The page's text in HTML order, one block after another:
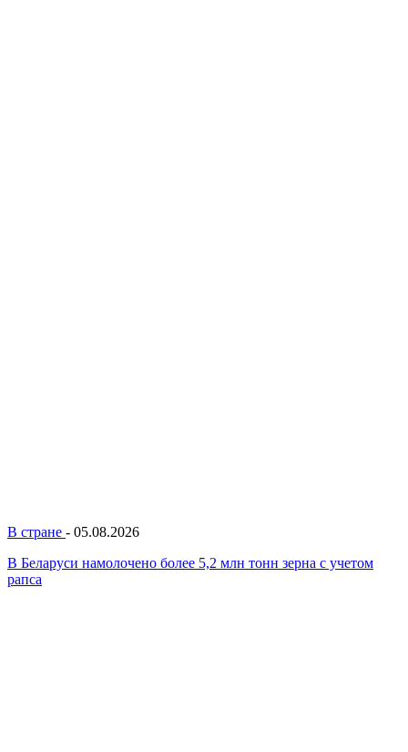
В стране - 05.08.2026
В Беларуси намолочено более 5,2 млн тонн зерна с учетом
рапса